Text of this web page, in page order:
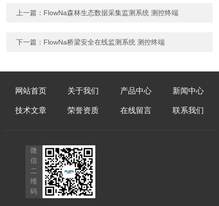
上一篇： FlowNa森林生态数据采集监测系统 测控终端
下一篇： FlowNa桥梁安全在线监测系统 测控终端
网站首页 关于我们 产品中心 新闻中心
技术文章 荣誉资质 在线留言 联系我们
微
信
二
维
码